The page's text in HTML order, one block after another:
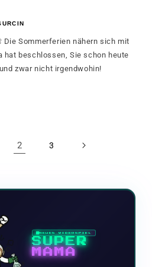
Die Sommerferien nähern sich mit
hat beschlossen, Sie schon heute
zwar nicht irgendwohin!
2 3
NEUES VIDEOSPIEL
SUPER
MAMA